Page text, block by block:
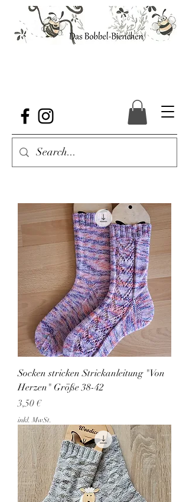
Socken stricken Strickanleitung "Von
Herzen" Größe 38-42
Preis
3,50 €
inkl. MwSt.